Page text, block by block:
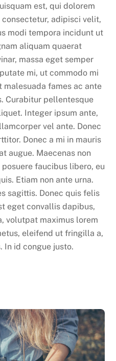
est, qui dolorem
adipisci velit,
modi tempora incidunt ut
aliquam quaerat
massa eget semper
mi, ut commodo mi
malesuada fames ac ante
Curabitur pellentesque
Integer ipsum ante,
vel ante. Donec
Donec a mi in mauris
augue. Maecenas non
faucibus libero, eu
Etiam non ante urna.
sagittis. Donec quis felis
eget convallis dapibus,
volutpat maximus lorem
eleifend ut fringilla a,
In id congue justo.